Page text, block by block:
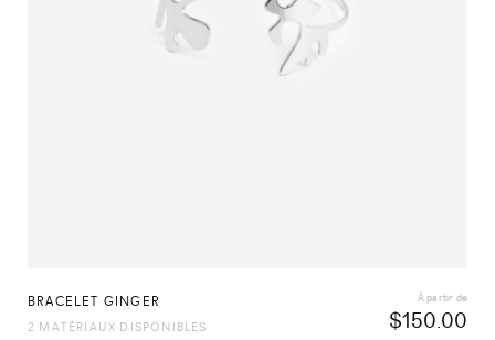
BRACELET GINGER
$150.00
À partir de
2 MATÉRIAUX DISPONIBLES